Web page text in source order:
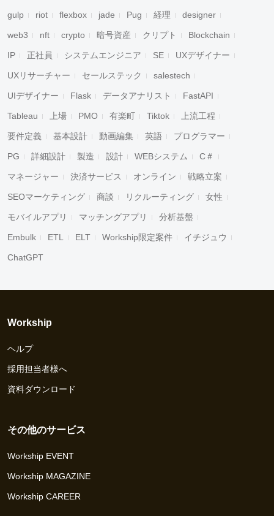
gulp riot flexbox jade Pug 経理 designer
web3 nft crypto 暗号資産 クリプト Blockchain
IP 正社員 システムエンジニア SE UXデザイナー
UXリサーチャー セールステック salestech
UIデザイナー Flask データアナリスト FastAPI
Tableau 上場 PMO 有楽町 Tiktok 上流工程
要件定義 基本設計 動画編集 英語 プログラマー
PG 詳細設計 製造 設計 WEBシステム C＃
マネージャー 決済サービス オンライン 戦略立案
SEOマーケティング 商談 リクルーティング 女性
モバイルアプリ マッチングアプリ 分析基盤
Embulk ETL ELT Workship限定案件 イチジュウ
ChatGPT
Workship
ヘルプ
採用担当者様へ
資料ダウンロード
その他のサービス
Workship EVENT
Workship MAGAZINE
Workship CAREER